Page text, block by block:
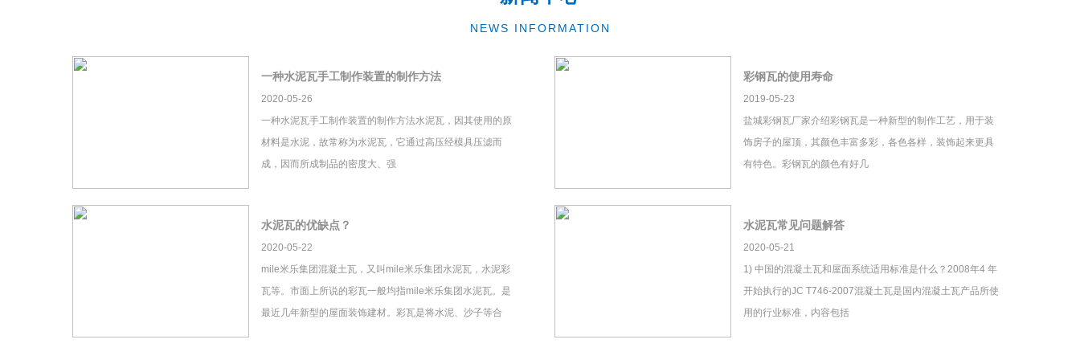
NEWS INFORMATION
一种水泥瓦手工制作装置的制作方法
2020-05-26
一种水泥瓦手工制作装置的制作方法水泥瓦，因其使用的原
材料是水泥，故常称为水泥瓦，它通过高压经模具压滤而
成，因而所成制品的密度大、强
彩钢瓦的使用寿命
2019-05-23
盐城彩钢瓦厂家介绍彩钢瓦是一种新型的制作工艺，用于装
饰房子的屋顶，其颜色丰富多彩，各色各样，装饰起来更具
有特色。彩钢瓦的颜色有好几
水泥瓦的优缺点？
2020-05-22
mile米乐集团混凝土瓦，又叫mile米乐集团水泥瓦，水泥彩
瓦等。市面上所说的彩瓦一般均指mile米乐集团水泥瓦。是
最近几年新型的屋面装饰建材。彩瓦是将水泥、沙子等合
水泥瓦常见问题解答
2020-05-21
1) 中国的混凝土瓦和屋面系统适用标准是什么？2008年4 年
开始执行的JC T746-2007混凝土瓦是国内混凝土瓦产品所使
用的行业标准，内容包括